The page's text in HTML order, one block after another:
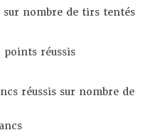
sur nombre de tirs tentés
points réussis
réussis sur nombre de